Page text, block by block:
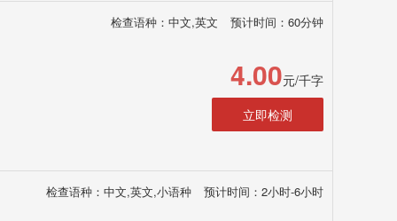
检查语种：中文,英文 预计时间：60分钟
4.00元/千字
立即检测
检查语种：中文,英文,小语种 预计时间：2小时-6小时